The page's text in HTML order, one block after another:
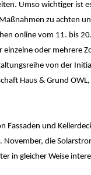
Umso wichtiger ist
zu achten
online vom 11. bis
oder mehrere
von der
Haus & Grund
Fassaden und
November, die
in gleicher Weise